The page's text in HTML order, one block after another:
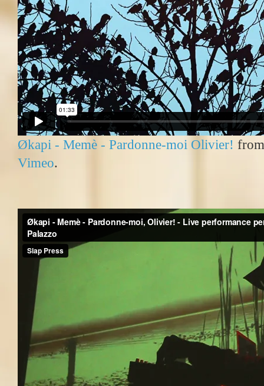
Økapi - Memè - Pardonne-moi Olivier!
Vimeo.